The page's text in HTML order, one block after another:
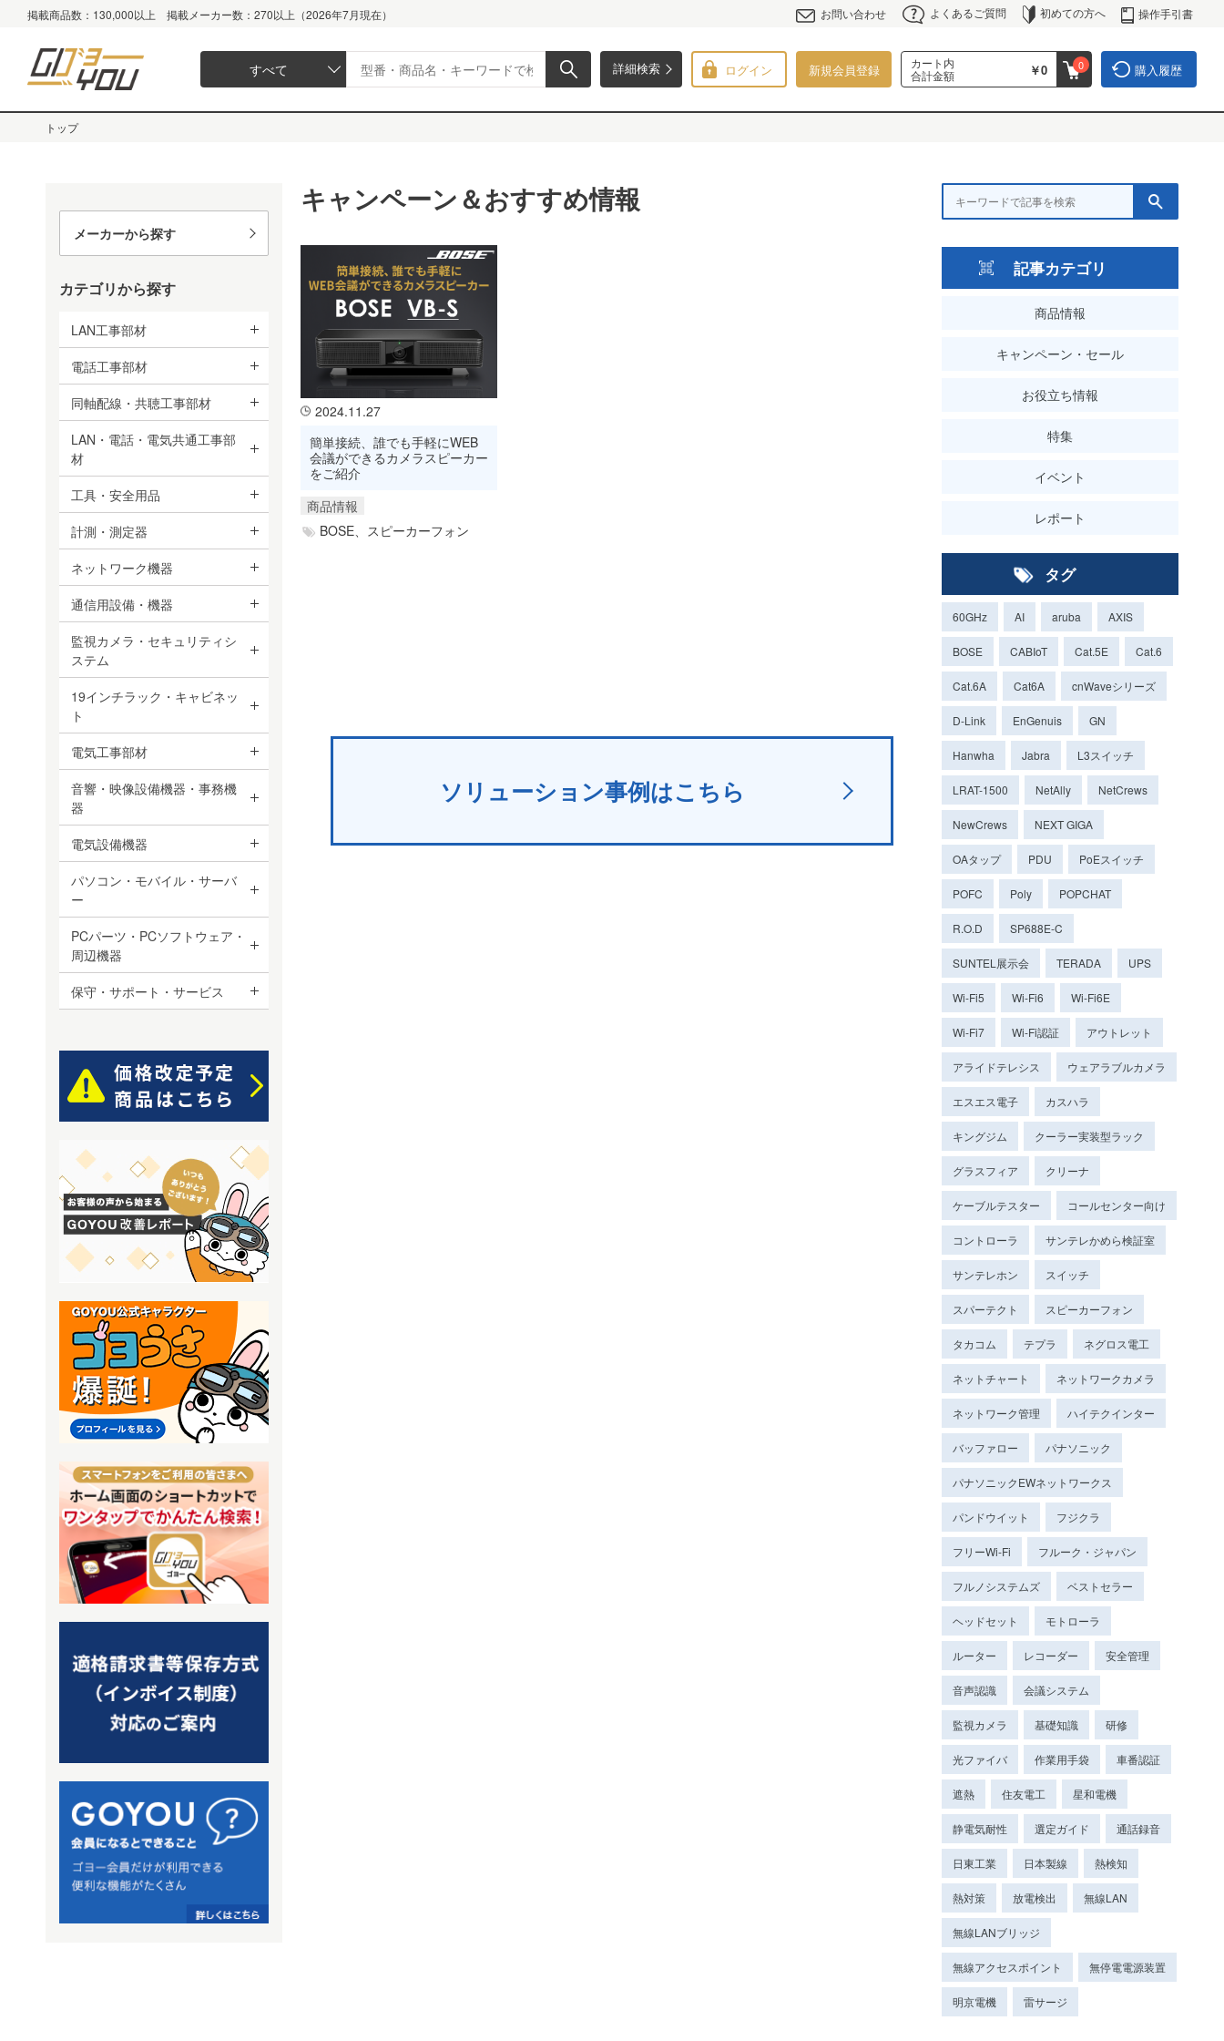
掲載商品数：130,000以上 掲載メーカー数：270以上（2026年7月現在） お問い合わせ よくあるご質問 初めての方へ 操作手引書
詳細検索
すべて ログイン 新規会員登録
カート内
合計金額
￥0 0 購入履歴
トップ
メーカーから探す
カテゴリから探す
LAN工事部材
電話工事部材
同軸配線・共聴工事部材
LAN・電話・電気共通工事部
材
工具・安全用品
計測・測定器
ネットワーク機器
通信用設備・機器
監視カメラ・セキュリティシ
ステム
19インチラック・キャビネッ
ト
電気工事部材
音響・映像設備機器・事務機
器
電気設備機器
パソコン・モバイル・サーバ
ー
PCパーツ・PCソフトウェア・
周辺機器
保守・サポート・サービス
キャンペーン＆おすすめ情報
2024.11.27
簡単接続、誰でも手軽にWEB
会議ができるカメラスピーカー
をご紹介
商品情報
BOSE、 スピーカーフォン
ソリューション事例はこちら
記事カテゴリ
商品情報
キャンペーン・セール
お役立ち情報
特集
イベント
レポート
タグ
60GHz AI aruba AXIS
BOSE CABIoT Cat.5E Cat.6
Cat.6A Cat6A cnWaveシリーズ
D-Link EnGenuis GN
Hanwha Jabra L3スイッチ
LRAT-1500 NetAlly NetCrews
NewCrews NEXT GIGA
OAタップ PDU PoEスイッチ
POFC Poly POPCHAT
R.O.D SP688E-C
SUNTEL展示会 TERADA UPS
Wi-Fi5 Wi-Fi6 Wi-Fi6E
Wi-Fi7 Wi-Fi認証 アウトレット
アライドテレシス ウェアラブルカメラ
エスエス電子 カスハラ
キングジム クーラー実装型ラック
グラスフィア クリーナ
ケーブルテスター コールセンター向け
コントローラ サンテレかめら検証室
サンテレホン スイッチ
スパーテクト スピーカーフォン
タカコム テプラ ネグロス電工
ネットチャート ネットワークカメラ
ネットワーク管理 ハイテクインター
バッファロー パナソニック
パナソニックEWネットワークス
パンドウイット フジクラ
フリーWi-Fi フルーク・ジャパン
フルノシステムズ ベストセラー
ヘッドセット モトローラ
ルーター レコーダー 安全管理
音声認識 会議システム
監視カメラ 基礎知識 研修
光ファイバ 作業用手袋 車番認証
遮熱 住友電工 星和電機
静電気耐性 選定ガイド 通話録音
日東工業 日本製線 熱検知
熱対策 放電検出 無線LAN
無線LANブリッジ
無線アクセスポイント 無停電電源装置
明京電機 雷サージ